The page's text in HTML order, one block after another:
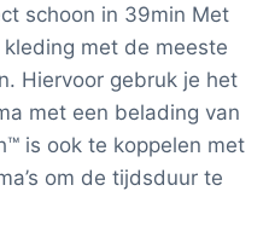
schoon in 39min Met
met de meeste
Hiervoor gebruk je het
met een belading van
is ook te koppelen met
om de tijdsduur te